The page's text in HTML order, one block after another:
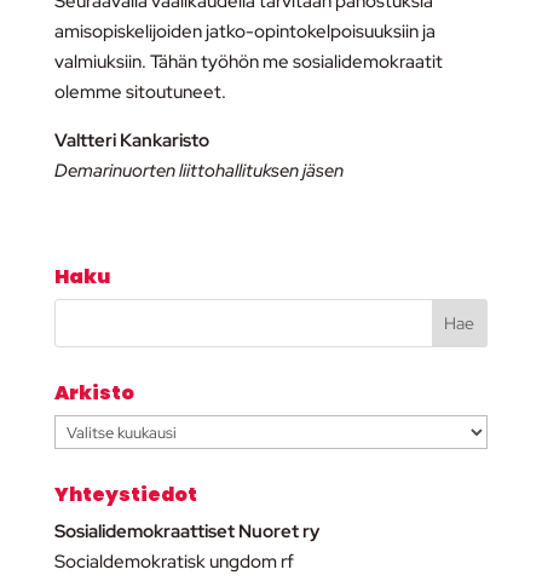
amisopiskelijoiden jatko-opintokelpoisuuksiin ja
valmiuksiin. Tähän työhön me sosialidemokraatit
olemme sitoutuneet.
Valtteri Kankaristo
Demarinuorten liittohallituksen jäsen
Haku
Arkisto
Arkisto
Yhteystiedot
Sosialidemokraattiset Nuoret ry
Socialdemokratisk ungdom rf